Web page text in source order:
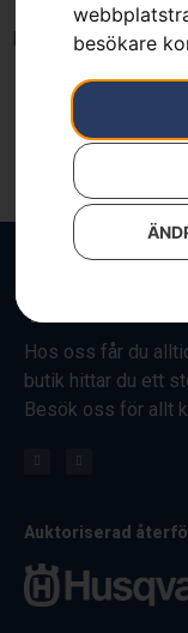
besökare
Inga resultat.
Hos oss får du
butik hittar du ett
Besök oss för allt
Auktoriserad